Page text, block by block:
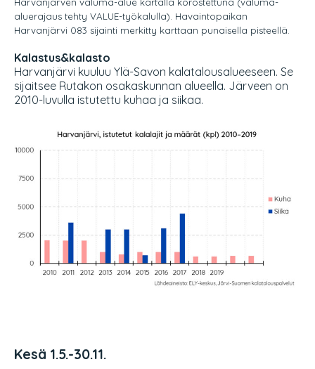
aluerajaus tehty VALUE-työkalulla). Havaintopaikan
Harvanjärvi 083 sijainti merkitty karttaan punaisella pisteellä.
Kalastus&kalasto
Harvanjärvi kuuluu Ylä-Savon kalatalousalueeseen. Se
sijaitsee Rutakon osakaskunnan alueella. Järveen on
2010-luvulla istutettu kuhaa ja siikaa.
Kesä 1.5.-30.11.